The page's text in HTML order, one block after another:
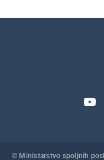
© Ministarstvo spoljnih